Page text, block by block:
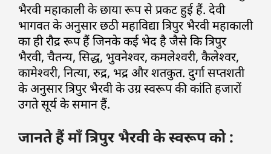
भैरवी महाकाली के छाया रूप से प्रकट हुई हैं. देवी
भागवत के अनुसार छठी महाविद्या त्रिपुर भैरवी महाकाली
का ही रौद्र रूप हैं जिनके कई भेद है जैसे कि त्रिपुर
भैरवी, चैतन्य, सिद्ध, भुवनेश्वर, कमलेश्वरी, कैलेश्वर,
कामेश्वरी, नित्या, रुद्र, भद्र और शतकुत. दुर्गा सप्तशती
के अनुसार त्रिपुर भैरवी के उग्र स्वरूप की कांति हजारों
उगते सूर्य के समान हैं.
जानते हैं माँ त्रिपुर भैरवी के स्वरूप को :